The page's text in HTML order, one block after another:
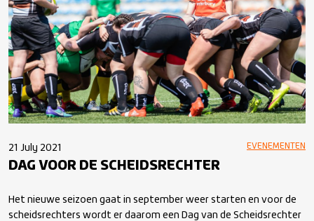
21 July 2021 EVENEMENTEN
DAG VOOR DE SCHEIDSRECHTER
Het nieuwe seizoen gaat in september weer starten en voor de
scheidsrechters wordt er daarom een Dag van de Scheidsrechter